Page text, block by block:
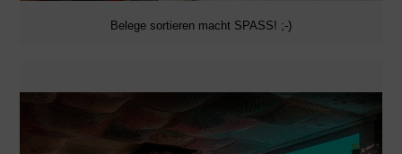
Belege sortieren macht SPASS! ;-)